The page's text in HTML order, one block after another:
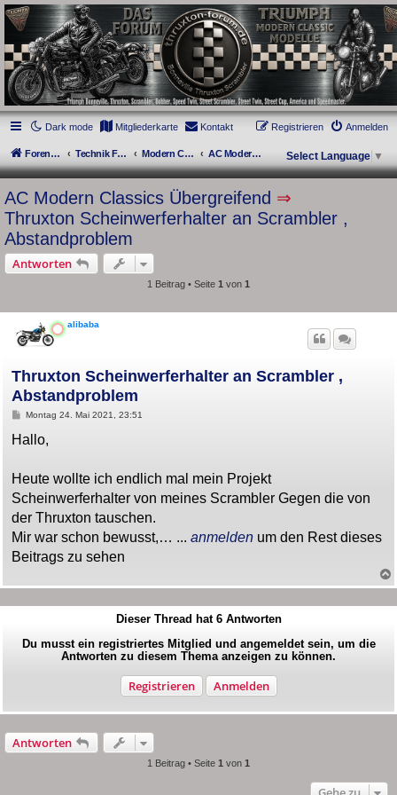
thruxton-forum.de
DAS FORUM! Alles rund um die Triumph Modern Classic Modelle. Das Forum für
die New Bonneville Baureihen ab BJ 2001. Triumph Bonneville, Thruxton,
Scrambler, Bobber, Speed Twin, Street Scrambler, Street Twin, Street Cup, America
und Speedmaster.
Dark mode
Mitgliederkarte Kontakt Anmelden
Registrieren
Foren-Übersicht Technik Forum Modern Classics - Baujahre 2001 bis 2015 [AC] AC Modern Classics Übergreifend Select Language ▼
AC Modern Classics Übergreifend ⇒
Thruxton Scheinwerferhalter an Scrambler ,
Abstandproblem
Antworten
1 Beitrag • Seite 1 von 1
alibaba
Thruxton Scheinwerferhalter an Scrambler ,
Abstandproblem
B
i
t
g
Montag 24. Mai 2021, 23:51
Hallo,
Heute wollte ich endlich mal mein Projekt
Scheinwerferhalter von meines Scrambler Gegen die von
der Thruxton tauschen.
Mir war schon bewusst,… ... anmelden um den Rest dieses
Beitrags zu sehen
Dieser Thread hat 6Antworten
Du musst ein registriertes Mitglied und angemeldet sein, um die
Antworten zu diesem Thema anzeigen zu können.
Registrieren Anmelden
Antworten
1 Beitrag • Seite 1 von 1